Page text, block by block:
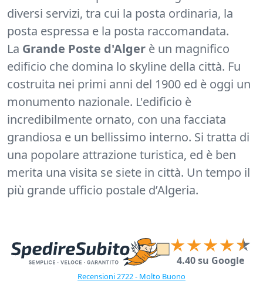
diversi servizi, tra cui la posta ordinaria, la
posta espressa e la posta raccomandata.
La Grande Poste d'Alger è un magnifico
edificio che domina lo skyline della città. Fu
costruita nei primi anni del 1900 ed è oggi un
monumento nazionale. L'edificio è
incredibilmente ornato, con una facciata
grandiosa e un bellissimo interno. Si tratta di
una popolare attrazione turistica, ed è ben
merita una visita se siete in città. Un tempo il
più grande ufficio postale d’Algeria.
4.40 su Google
Recensioni 2722 - Molto Buono